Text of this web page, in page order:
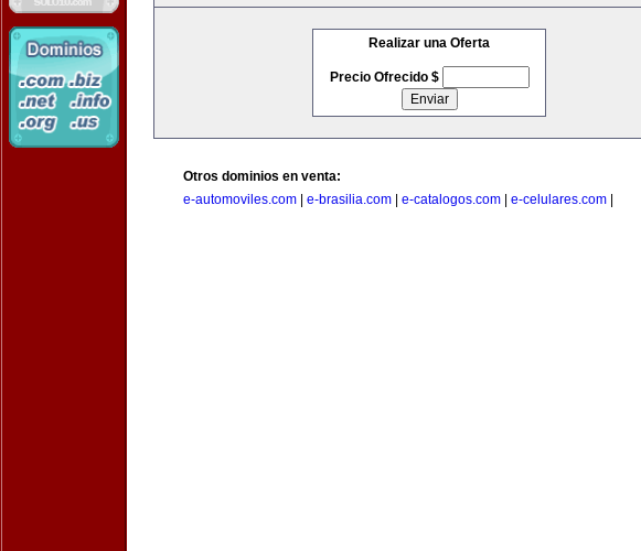
Realizar una Oferta
Precio Ofrecido $
Otros dominios en venta:
e-automoviles.com
e-brasilia.com e-catalogos.com e-celulares.com